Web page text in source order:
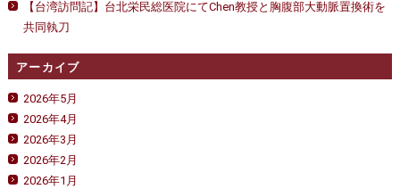
【台湾訪問記】台北栄民総医院にてChen教授と胸腹部大動脈置換術を
共同執刀
アーカイブ
2026年5月
2026年4月
2026年3月
2026年2月
2026年1月